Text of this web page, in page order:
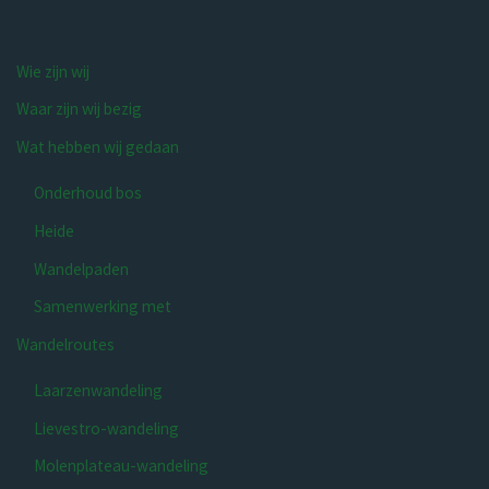
Wie zijn wij
Waar zijn wij bezig
Wat hebben wij gedaan
Onderhoud bos
Heide
Wandelpaden
Samenwerking met
Wandelroutes
Laarzenwandeling
Lievestro-wandeling
Molenplateau-wandeling